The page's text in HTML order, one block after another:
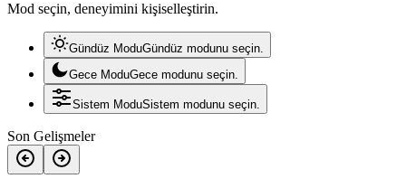
Mod seçin, deneyimini kişiselleştirin.
Gündüz ModuGündüz modunu seçin.
Gece ModuGece modunu seçin.
Sistem ModuSistem modunu seçin.
Son Gelişmeler